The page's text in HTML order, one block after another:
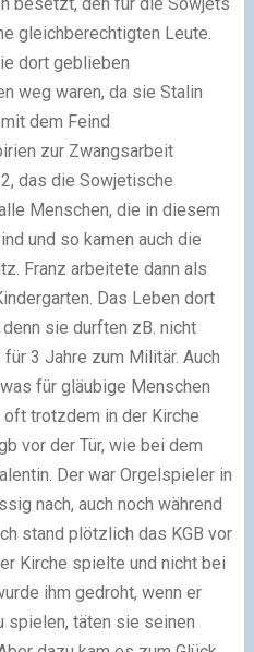
gleichberechtigten Leute.
dort geblieben
weg waren, da sie Stalin
dem Feind
zur Zwangsarbeit
das die Sowjetische
Menschen, die in diesem
und so kamen auch die
Franz arbeitete dann als
Das Leben dort
sie durften zB. nicht
3 Jahre zum Militär. Auch
für gläubige Menschen
trotzdem in der Kirche
vor der Tür, wie bei dem
Der war Orgelspieler in
nach, auch noch während
stand plötzlich das KGB vor
Kirche spielte und nicht bei
ihm gedroht, wenn er
spielen, täten sie seinen